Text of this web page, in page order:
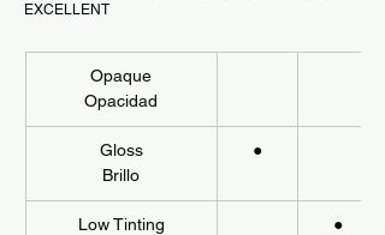
EXCELLENT
Opaque
Opacidad
Gloss
Brillo
●
Low Tinting
●